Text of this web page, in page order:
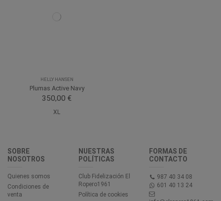
HELLY HANSEN
Plumas Active Navy
350,00 €
XL
SOBRE
NOSOTROS
Quienes somos
Condiciones de
venta
NUESTRAS
POLÍTICAS
Club Fidelización El
Ropero1961
Política de cookies
FORMAS DE
CONTACTO
987 40 34 08
601 40 13 24